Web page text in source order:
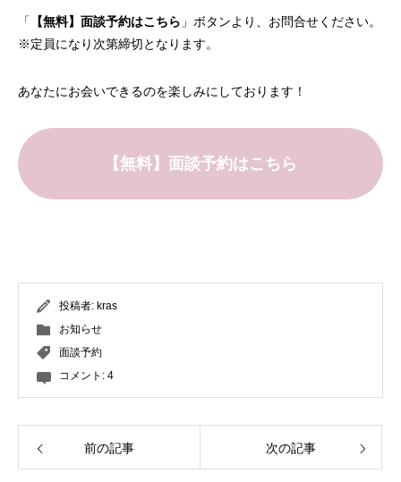
「 【無料】面談予約はこちら 」ボタンより、お問合せください。
※定員になり次第締切となります。
あなたにお会いできるのを楽しみにしております！
【無料】面談予約はこちら
投稿者: kras
お知らせ
面談予約
コメント: 4
前の記事 次の記事